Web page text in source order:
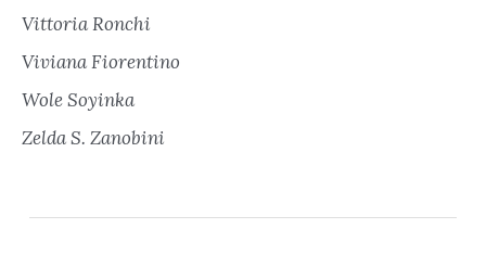
Vittoria Ronchi
Viviana Fiorentino
Wole Soyinka
Zelda S. Zanobini